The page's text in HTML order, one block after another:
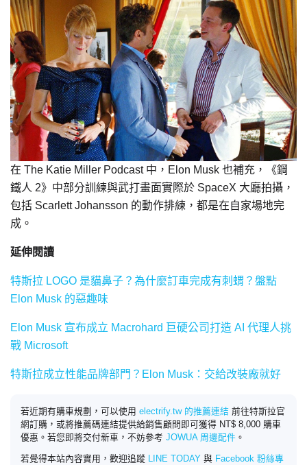
在 The Katie Miller Podcast 中，Elon Musk 也補充，《鋼
鐵人 2》中部分訓練與武打畫面實際於 SpaceX 大廳拍攝，
包括 Scarlett Johansson 的動作排練，都是在自家場地完
成。
延伸閱讀
特斯拉 LOGO 是貓鼻子？為什麼訂車完成有刺蝟？盤點
Elon Musk 的惡趣味
Elon Musk 宣布成立 Macrohard 巨硬公司打造 AI 代理人挑
戰 Microsoft
特斯拉成立性能品牌部門？Elon Musk：交給改裝廠就好
若近期有購車規劃，可以使用 electrify.tw 的推薦連結 前往特斯拉官
網訂購，或將推薦碼連結提供給銷售顧問即可獲得 NT$ 8,000 購車
優惠。若您即將交付新車，不妨參考 JOWUA 周邊配件 。
若覺得本站內容實用，歡迎追蹤 LINE TODAY 與 Facebook 粉絲專